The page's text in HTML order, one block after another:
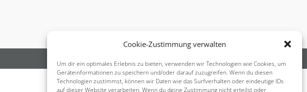
Cookie-Zustimmung verwalten
Um dir ein optimales Erlebnis zu bieten, verwenden wir Technologien wie Cookies, um
Geräteinformationen zu speichern und/oder darauf zuzugreifen. Wenn du diesen
Technologien zustimmst, können wir Daten wie das Surfverhalten oder eindeutige IDs
auf dieser Website verarbeiten. Wenn du deine Zustimmung nicht erteilst oder